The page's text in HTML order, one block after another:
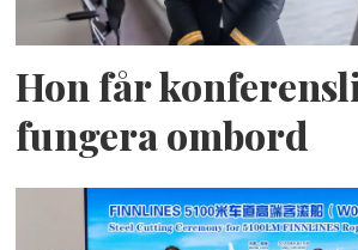
Hon får
fungera ombord